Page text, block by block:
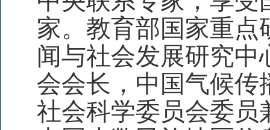
家。教育部国家重
闻与社会发展研究
会会长，中国气候传
社会科学委员会委员